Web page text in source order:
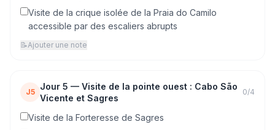
Visite de la crique isolée de la Praia do Camilo
accessible par des escaliers abrupts
📝Ajouter une note
J5
Jour 5 — Visite de la pointe ouest : Cabo São
Vicente et Sagres
0/4
Visite de la Forteresse de Sagres